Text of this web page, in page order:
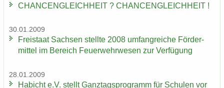
CHAN­CEN­GLEICH­HEIT ? CHAN­CEN­GLEICH­HEIT !
30.01.2009
Frei­staat Sach­sen stell­te 2008 um­fang­rei­che För­der­
mit­tel im Be­reich Feu­er­wehr­we­sen zur Ver­fü­gung
28.01.2009
Ha­bicht e.V. stellt Ganz­tags­pro­gramm für Schu­len vor